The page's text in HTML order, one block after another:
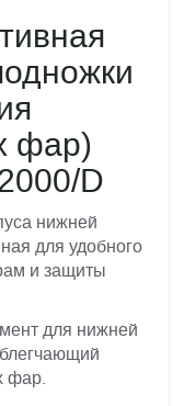
фар)
D
нижней
для удобного
и защиты
для нижней
фар.